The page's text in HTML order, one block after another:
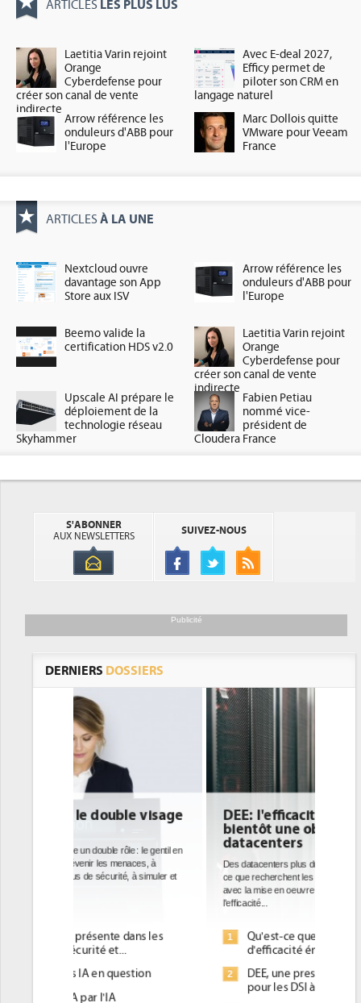
ARTICLES LES PLUS LUS
Laetitia Varin rejoint
Orange
Cyberdefense pour
créer son canal de vente
indirecte
Avec E-deal 2027,
Efficy permet de
piloter son CRM en
langage naturel
Arrow référence les
onduleurs d'ABB pour
l'Europe
Marc Dollois quitte
VMware pour Veeam
France
ARTICLES À LA UNE
Nextcloud ouvre
davantage son App
Store aux ISV
Arrow référence les
onduleurs d'ABB pour
l'Europe
Beemo valide la
certification HDS v2.0
Laetitia Varin rejoint
Orange
Cyberdefense pour
créer son canal de vente
indirecte
Upscale AI prépare le
déploiement de la
technologie réseau
Skyhammer
Fabien Petiau
nommé vice-
président de
Cloudera France
S'ABONNER
AUX NEWSLETTERS
SUIVEZ-NOUS
Publicité
DERNIERS DOSSIERS
DEE: l'efficacité énergétique
bientôt une obligation pour les
datacenters
Des datacenters plus durables et plus efficaces, c'est
ce que recherchent les pouvoirs publics européens
avec la mise en oeuvre de la nouvelle Directive sur
1
Qu'est-ce que la DEE (directive
d'efficacité énergétique) ?
2
DEE, une pression administrative
pour les DSI à transformer...